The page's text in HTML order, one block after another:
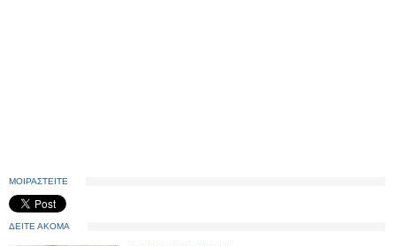
ΜΟΙΡΑΣΤΕΙΤΕ
ΔΕΙΤΕ ΑΚΟΜΑ